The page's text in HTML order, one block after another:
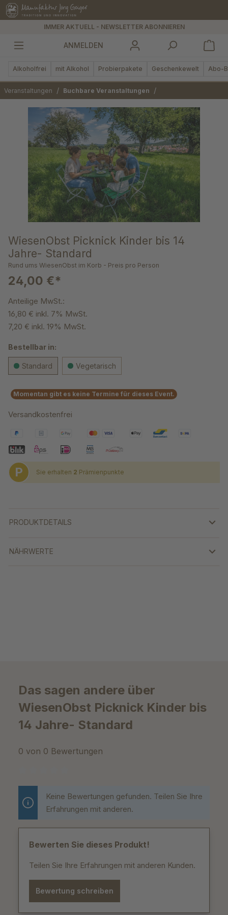
springen
IMMER AKTUELL - NEWSLETTER ABONNIEREN
ANMELDEN
Alkoholfrei mit Alkohol Probierpakete Geschenkewelt Abo-
Veranstaltungen / Buchbare Veranstaltungen /
Bildergalerie überspringen
WiesenObst Picknick Kinder bis 14
Jahre- Standard
Rund ums WiesenObst im Korb - Preis pro Person
24,00 €*
Anteilige MwSt.:
16,80 € inkl. 7% MwSt.
7,20 € inkl. 19% MwSt.
Bestellbar in:
Standard Vegetarisch
Momentan gibt es keine Termine für dieses Event.
Versandkostenfrei
P Sie erhalten 2 Prämienpunkte
PRODUKTDETAILS
NÄHRWERTE
Das sagen andere über
WiesenObst Picknick Kinder bis
14 Jahre- Standard
0 von 0 Bewertungen
Durchschnittliche Bewertung von 0 von 5 Sternen
Keine Bewertungen gefunden. Teilen Sie Ihre
Erfahrungen mit anderen.
Bewerten Sie dieses Produkt!
Teilen Sie Ihre Erfahrungen mit anderen Kunden.
Bewertung schreiben